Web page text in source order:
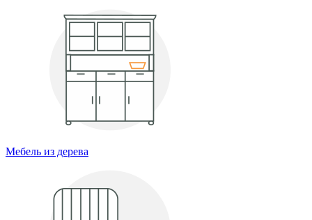
Мебель из дерева